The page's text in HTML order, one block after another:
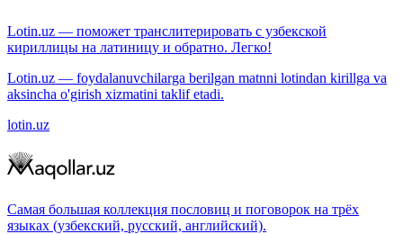
Lotin.uz — поможет транслитерировать с узбекской
кириллицы на латиницу и обратно. Легко!
Lotin.uz — foydalanuvchilarga berilgan matnni lotindan kirillga va
aksincha o'girish xizmatini taklif etadi.
lotin.uz
Самая большая коллекция пословиц и поговорок на трёх
языках (узбекский, русский, английский).